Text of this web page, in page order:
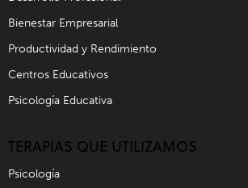
Bienestar Empresarial
Productividad y Rendimiento
Centros Educativos
Psicología Educativa
TERAPIAS QUE UTILIZAMOS
Psicología